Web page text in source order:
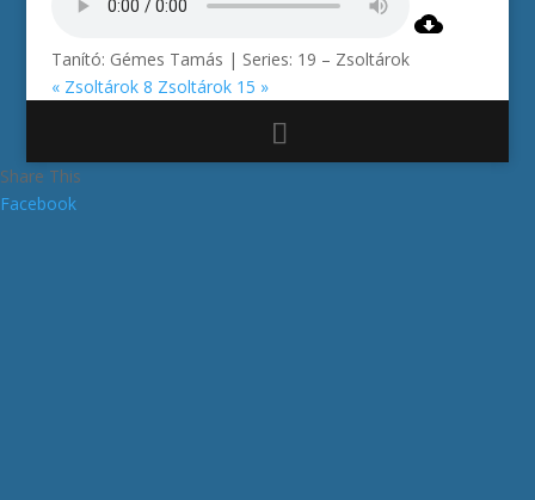
Tanító: Gémes Tamás | Series: 19 – Zsoltárok
« Zsoltárok 8 Zsoltárok 15 »
Share This
Facebook